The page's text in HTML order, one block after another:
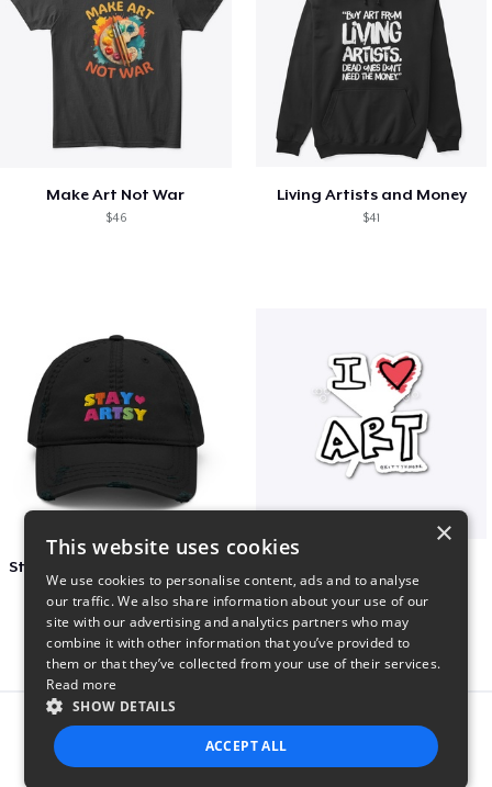
Make Art Not War
$46
Living Artists and Money
$41
$27 $7
Report this product
×
This website uses cookies
We use cookies to personalise content, ads and to analyse
our traffic. We also share information about your use of our
site with our advertising and analytics partners who may
combine it with other information that you’ve provided to
them or that they’ve collected from your use of their services.
Read more
SHOW DETAILS
ACCEPT ALL